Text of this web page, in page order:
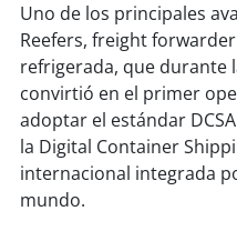
soyquillota
soysanantonio
soychillán
soysancarlos
Uno de los principales
Reefers, freight
refrigerada, que durante
convirtió en el primer
adoptar el estándar
la Digital Container
internacional integrada
mundo.